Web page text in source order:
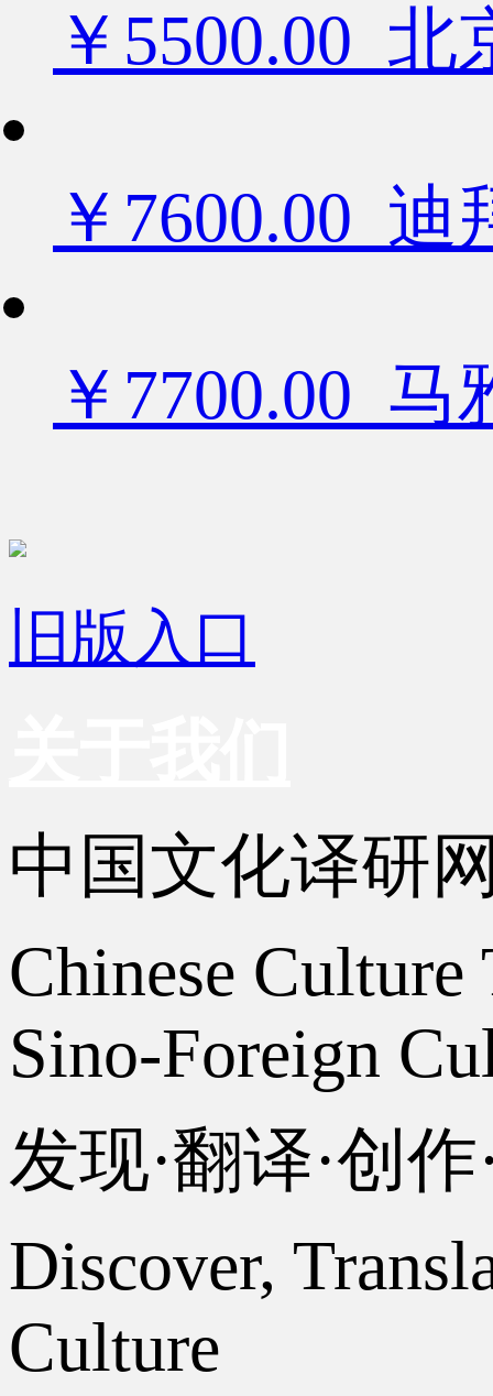
￥5500.00
￥7600.00
￥7700.00 马
旧版入口
中国文化译研
Chinese
Sino-Foreign
发现·翻译·创
Discover,
Culture